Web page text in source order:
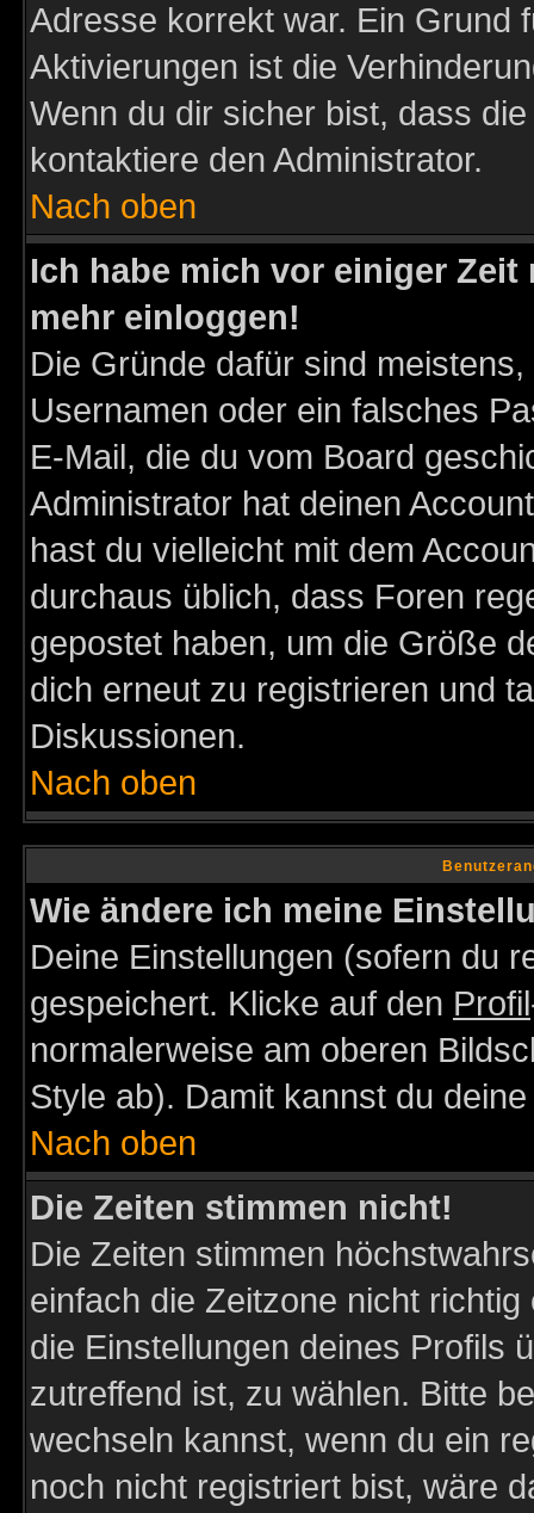
Adresse korrekt war. Ein Grund
Aktivierungen ist die
Wenn du dir sicher bist, dass
kontaktiere den Administrator.
Nach oben
Ich habe mich vor einiger
mehr einloggen!
Die Gründe dafür sind
Usernamen oder ein falsches
E-Mail, die du vom Board
Administrator hat deinen
hast du vielleicht mit dem
durchaus üblich, dass Foren
gepostet haben, um die Größe
dich erneut zu registrieren und
Diskussionen.
Nach oben
Wie ändere ich meine
Deine Einstellungen (sofern du
gespeichert. Klicke auf den Profil
normalerweise am oberen
Style ab). Damit kannst du
Nach oben
Die Zeiten stimmen nicht!
Die Zeiten stimmen
einfach die Zeitzone nicht
die Einstellungen deines Profils
zutreffend ist, zu wählen. Bitte
wechseln kannst, wenn du ein
noch nicht registriert bist, wäre